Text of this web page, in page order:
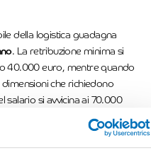
della logistica guadagna
. La retribuzione minima si
40.000 euro, mentre quando
che richiedono
salario si avvicina ai 70.000